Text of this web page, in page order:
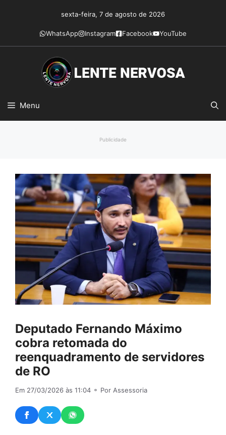
conteúdo
sexta-feira, 7 de agosto de 2026
WhatsApp Instagram Facebook YouTube
Menu
Publicidade
Deputado Fernando Máximo
cobra retomada do
reenquadramento de servidores
de RO
Em 27/03/2026 às 11:04 ⚬ Por Assessoria